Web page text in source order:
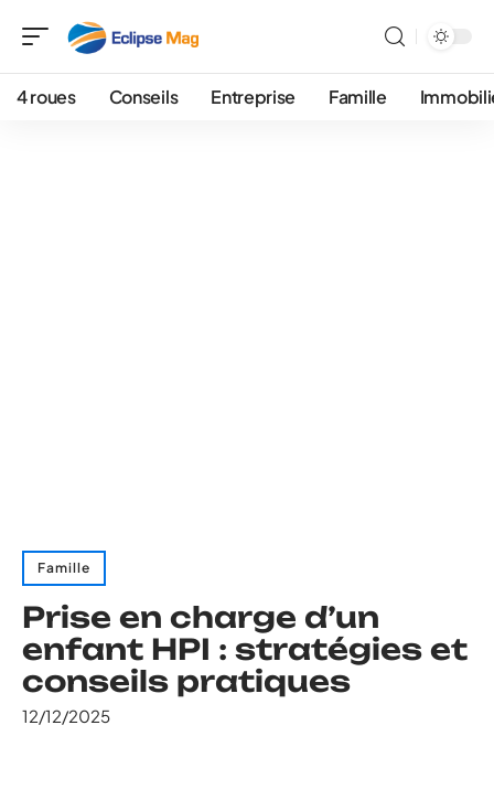
4 roues Conseils Entreprise Famille
Famille
Prise en charge d’un
enfant HPI : stratégies et
conseils pratiques
12/12/2025